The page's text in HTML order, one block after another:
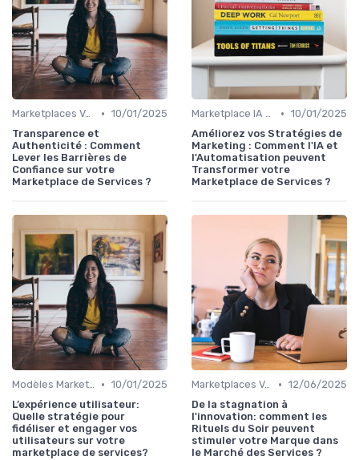
Marketplaces Verticales • 10/01/2025
Transparence et
Authenticité : Comment
Lever les Barrières de
Confiance sur votre
Marketplace de Services ?
Marketplace IA et Automatisation • 10/01/2025
Améliorez vos Stratégies de
Marketing : Comment l'IA et
l'Automatisation peuvent
Transformer votre
Marketplace de Services ?
Modèles Marketplace Hybrides • 10/01/2025
L’expérience utilisateur:
Quelle stratégie pour
fidéliser et engager vos
utilisateurs sur votre
marketplace de services?
Marketplaces Verticales • 12/06/2025
De la stagnation à
l'innovation: comment les
Rituels du Soir peuvent
stimuler votre Marque dans
le Marché des Services ?